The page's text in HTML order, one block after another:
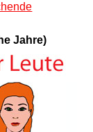
Jahre)